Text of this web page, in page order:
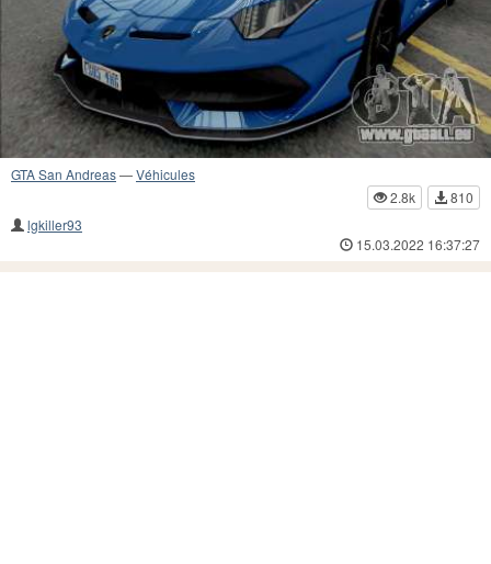
GTA San Andreas—Véhicules
2.8k
810
lgkiller93
15.03.2022 16:37:27